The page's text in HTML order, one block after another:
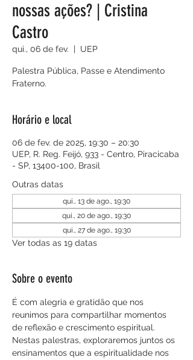
nossas ações? | Cristina
Castro
qui., 06 de fev.
  |
UEP
Palestra Pública, Passe e Atendimento
Fraterno.
Horário e local
06 de fev. de 2025, 19:30 – 20:30
UEP, R. Reg. Feijó, 933 - Centro, Piracicaba
- SP, 13400-100, Brasil
Outras datas
qui., 13 de ago., 19:30
qui., 20 de ago., 19:30
qui., 27 de ago., 19:30
Ver todas as 19 datas
Sobre o evento
É com alegria e gratidão que nos
reunimos para compartilhar momentos
de reflexão e crescimento espiritual.
Nestas palestras, exploraremos juntos os
ensinamentos que a espiritualidade nos